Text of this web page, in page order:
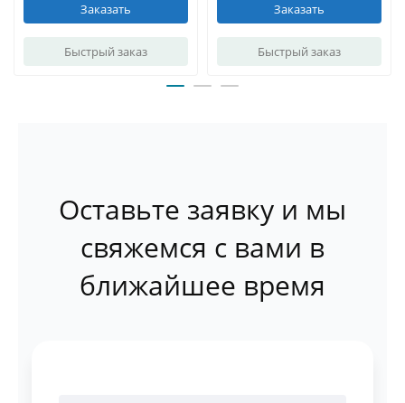
Заказать
Быстрый заказ
Заказать
Быстрый заказ
Оставьте заявку и мы
свяжемся с вами в
ближайшее время